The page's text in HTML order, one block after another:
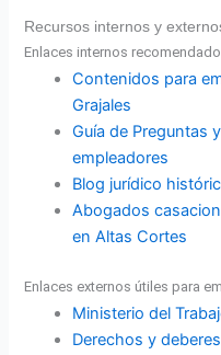
Recursos internos y
Enlaces internos
Contenidos para
Grajales
Guía de Preguntas
empleadores
Blog jurídico
Abogados
en Altas Cortes
Enlaces externos útiles para
Ministerio del
Derechos y